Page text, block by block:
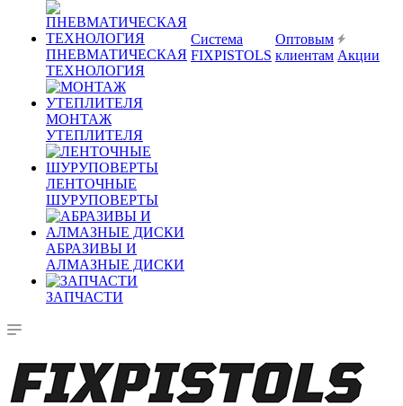
ПНЕВМАТИЧЕСКАЯ
ТЕХНОЛОГИЯ
МОНТАЖ
УТЕПЛИТЕЛЯ
ЛЕНТОЧНЫЕ
ШУРУПОВЕРТЫ
АБРАЗИВЫ И
АЛМАЗНЫЕ ДИСКИ
ЗАПЧАСТИ
Система
FIXPISTOLS
Оптовым
клиентам Акции